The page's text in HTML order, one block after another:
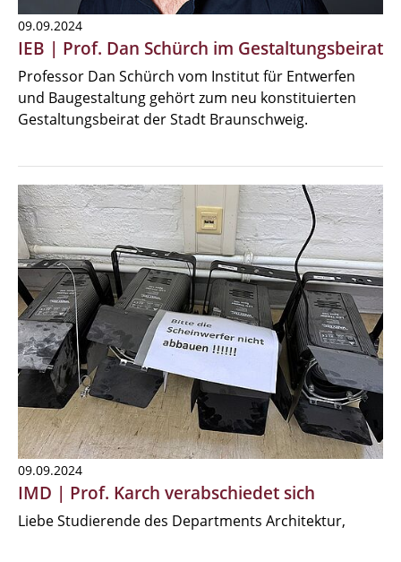
09.09.2024
IEB | Prof. Dan Schürch im Gestaltungsbeirat
Professor Dan Schürch vom Institut für Entwerfen
und Baugestaltung gehört zum neu konstituierten
Gestaltungsbeirat der Stadt Braunschweig.
09.09.2024
IMD | Prof. Karch verabschiedet sich
Liebe Studierende des Departments Architektur,